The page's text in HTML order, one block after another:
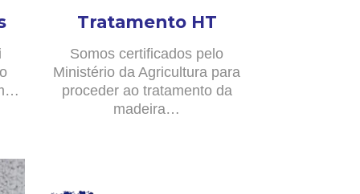
Tratamento HT
Somos certificados pelo
Ministério da Agricultura para
proceder ao tratamento da
madeira…